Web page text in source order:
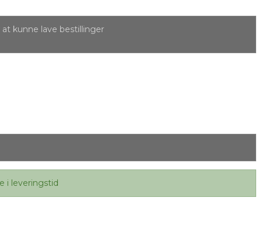
kunne lave bestillinger
i leveringstid